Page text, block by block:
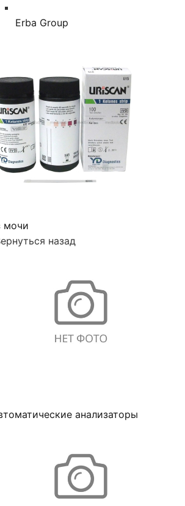
Erba Group
мочи
назад
анализаторы